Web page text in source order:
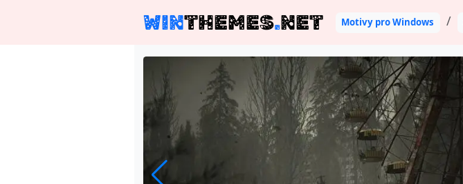
WINTHEMES.NET Motivy pro Windows